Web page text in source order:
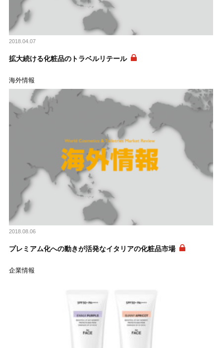
2018.04.07
拡大続ける化粧品のトラベルリテール
海外情報
2018.08.06
プレミアム化への動きが活発なイタリアの化粧品市場
企業情報